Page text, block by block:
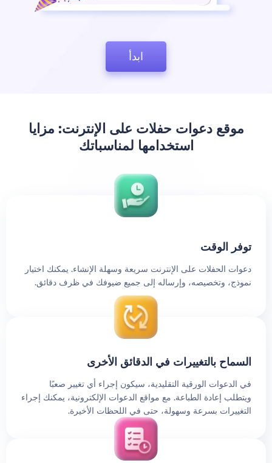
ابدأ
موقع دعوات حفلات على الإنترنت: مزايا
استخدامها لمناسباتك
توفر الوقت
دعوات الحفلات على الإنترنت سريعة وسهلة الإنشاء. يمكنك اختيار
نموذج، وتخصيصه، وإرساله إلى جميع ضيوفك في ظرف دقائق.
السماح بالتغييرات في الدقائق الأخرى
في الدعوات الورقية التقليدية، سيكون إجراء أي تغيير صعبًا
ويتطلب إعادة الطباعة. مع مواقع الدعوات الإلكترونية، يمكنك إجراء
التغييرات بسرعة وسهولة، حتى في اللحظات الأخيرة.